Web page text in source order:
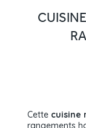
Cette cuisine
rangements